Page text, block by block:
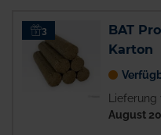
3
BAT
Karton
Lieferung
August